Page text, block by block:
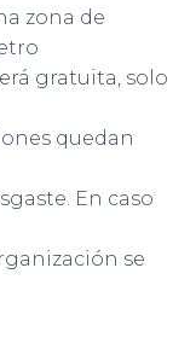
zona de
gratuita, solo
quedan
En caso
se